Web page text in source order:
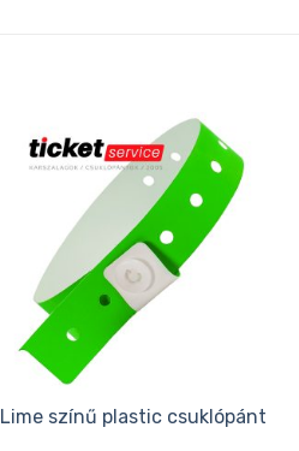
Lime színű plastic csuklópánt